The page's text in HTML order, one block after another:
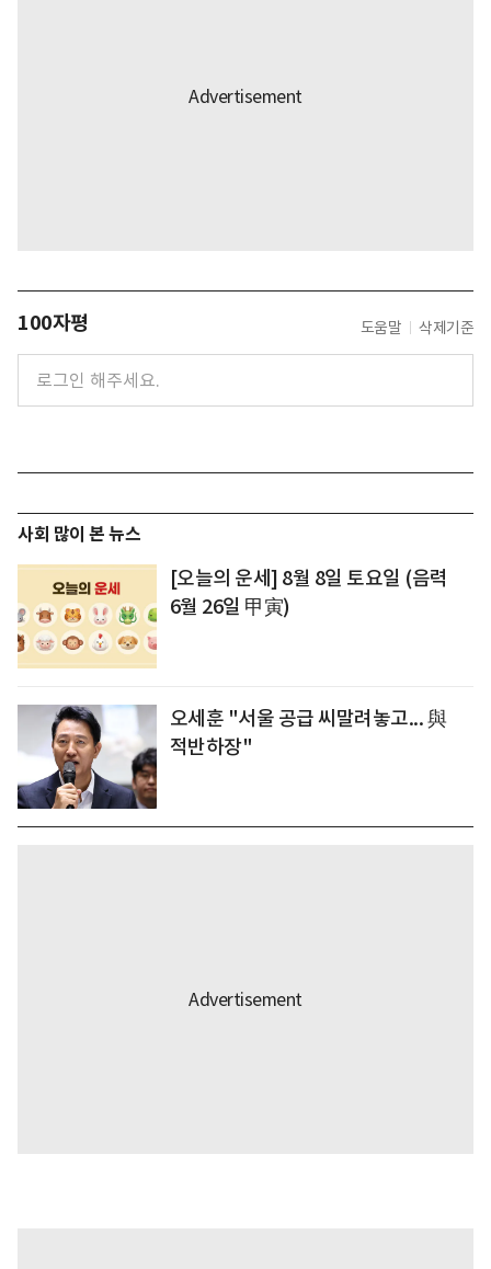
100자평 도움말 삭제기준
사회 많이 본 뉴스
[오늘의 운세] 8월 8일 토요일 (음력
6월 26일 甲寅)
오세훈 "서울 공급 씨말려놓고... 與
적반하장"